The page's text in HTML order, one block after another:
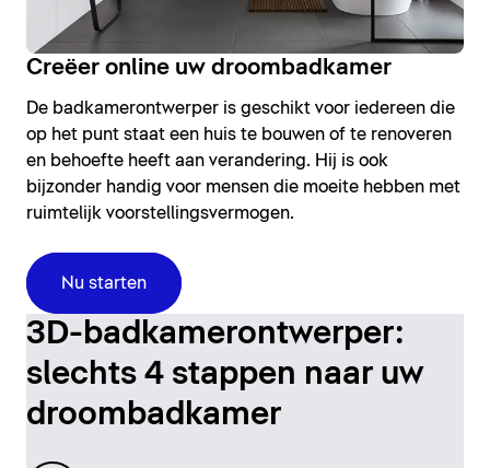
Creëer online uw droombadkamer
De badkamerontwerper is geschikt voor iedereen die
op het punt staat een huis te bouwen of te renoveren
en behoefte heeft aan verandering. Hij is ook
bijzonder handig voor mensen die moeite hebben met
ruimtelijk voorstellingsvermogen.
Nu starten
3D-badkamerontwerper:
slechts 4 stappen naar uw
droombadkamer